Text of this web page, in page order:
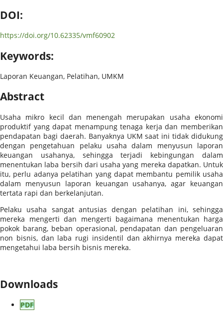
DOI:
https://doi.org/10.62335/vmf60902
Keywords:
Laporan Keuangan, Pelatihan, UMKM
Abstract
Usaha mikro kecil dan menengah merupakan usaha ekonomi
produktif yang dapat menampung tenaga kerja dan memberikan
pendapatan bagi daerah. Banyaknya UKM saat ini tidak didukung
dengan pengetahuan pelaku usaha dalam menyusun laporan
keuangan usahanya, sehingga terjadi kebingungan dalam
menentukan laba bersih dari usaha yang mereka dapatkan. Untuk
itu, perlu adanya pelatihan yang dapat membantu pemilik usaha
dalam menyusun laporan keuangan usahanya, agar keuangan
tertata rapi dan berkelanjutan.
Pelaku usaha sangat antusias dengan pelatihan ini, sehingga
mereka mengerti dan mengerti bagaimana menentukan harga
pokok barang, beban operasional, pendapatan dan pengeluaran
non bisnis, dan laba rugi insidentil dan akhirnya mereka dapat
mengetahui laba bersih bisnis mereka.
Downloads
PDF